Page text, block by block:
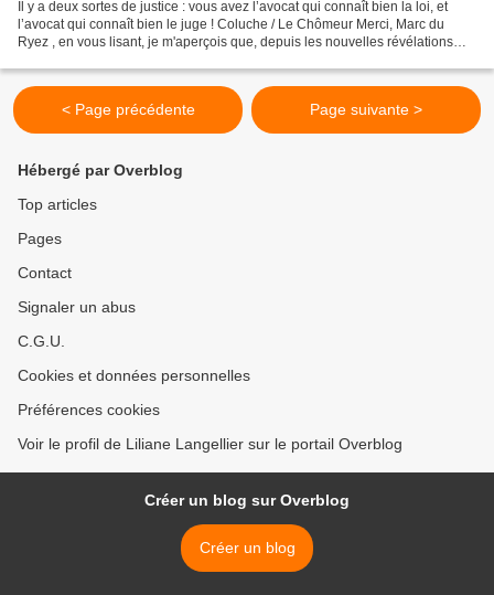
Il y a deux sortes de justice : vous avez l’avocat qui connaît bien la loi, et
l’avocat qui connaît bien le juge ! Coluche / Le Chômeur Merci, Marc du
Ryez , en vous lisant, je m'aperçois que, depuis les nouvelles révélations
< Page précédente Page suivante >
Hébergé par Overblog
Top articles
Pages
Contact
Signaler un abus
C.G.U.
Cookies et données personnelles
Préférences cookies
Voir le profil de Liliane Langellier sur le portail Overblog
Créer un blog sur Overblog
Créer un blog